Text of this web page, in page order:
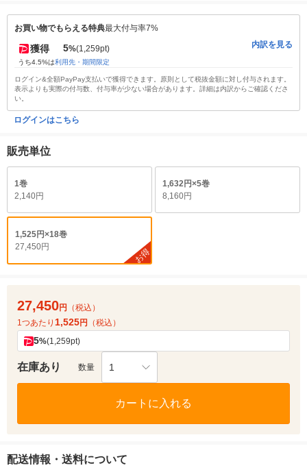
お買い物でもらえる特典最大付与率7%
獲得 5%(1,259pt)
うち4.5%は利用先・期間限定
内訳を見る
ログイン&全額PayPay支払いで獲得できます。原則として税抜金額に対し付与されます。
表示よりも実際の付与数、付与率が少ない場合があります。詳細は内訳からご確認くださ
い。
ログインはこちら
販売単位
1巻
2,140円
1,632円×5巻
8,160円
1,525円×18巻
27,450円
お得
27,450円
（税込）
1つあたり 1,525円 （税込）
5%(1,259pt)
在庫あり 数量 1
カートに入れる
配送情報・送料について